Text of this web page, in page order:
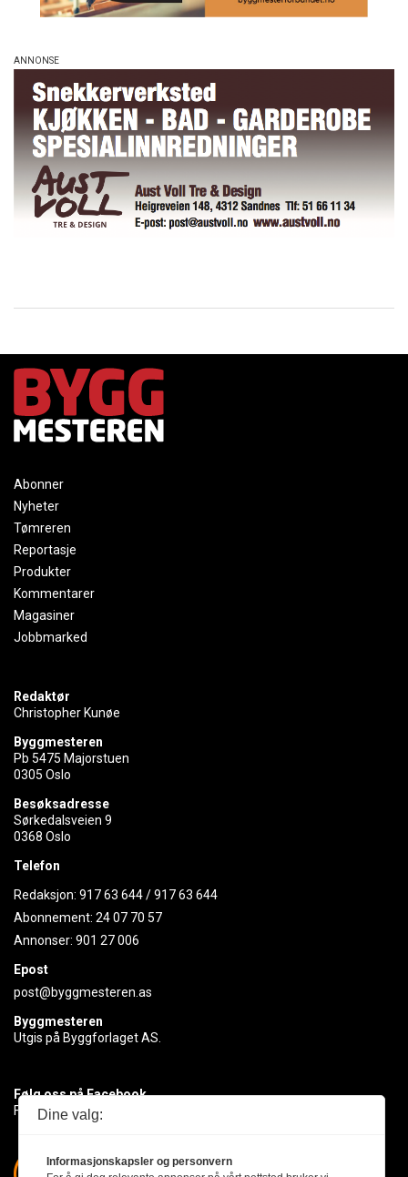
Abonner
Nyheter
Tømreren
Reportasje
Produkter
Kommentarer
Magasiner
Jobbmarked
Redaktør
Christopher Kunøe
Byggmesteren
Pb 5475 Majorstuen
0305 Oslo
Besøksadresse
Sørkedalsveien 9
0368 Oslo
Telefon
Redaksjon: 917 63 644/917 63 644
Abonnement: 24 07 70 57
Annonser: 901 27 006
Epost
post@byggmesteren.as
Byggmesteren
Utgis på Byggforlaget AS.
Følg oss på Facebook
Få med deg det siste innen byggebransjen
Dine valg:
Informasjonskapsler og personvern